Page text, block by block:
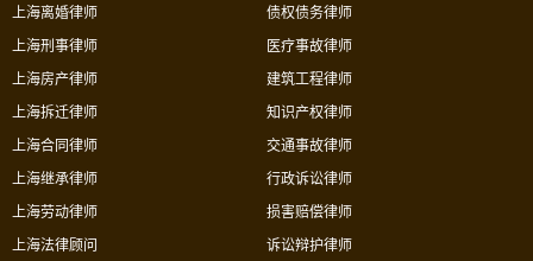
上海离婚律师
上海刑事律师
上海房产律师
上海拆迁律师
债权债务律师
医疗事故律师
建筑工程律师
知识产权律师
上海合同律师
上海继承律师
上海劳动律师
上海法律顾问
交通事故律师
行政诉讼律师
损害赔偿律师
诉讼辩护律师